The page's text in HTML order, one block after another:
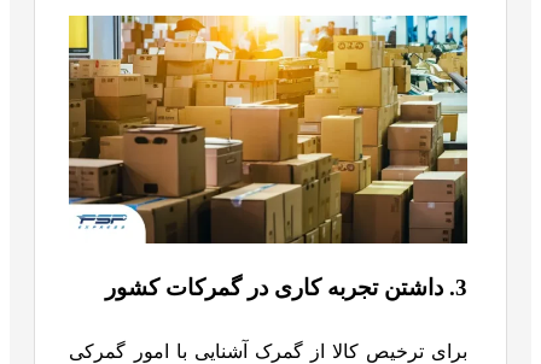
3. داشتن تجربه کاری در گمرکات کشور
برای ترخیص کالا از گمرک آشنایی با امور گمرکی